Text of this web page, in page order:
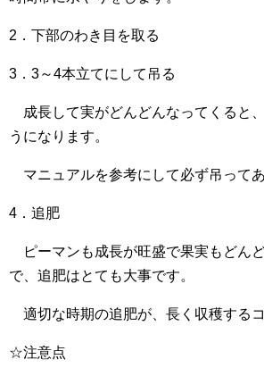
2．下部のわき目を取る
3．3～4本立てにして吊る
成長して実がどんどんなってくると
うになります。
マニュアルを参考にして必ず吊ってあ
4．追肥
ピーマンも成長が旺盛で果実もどん
で、追肥はとても大事です。
適切な時期の追肥が、長く収穫するコ
☆注意点